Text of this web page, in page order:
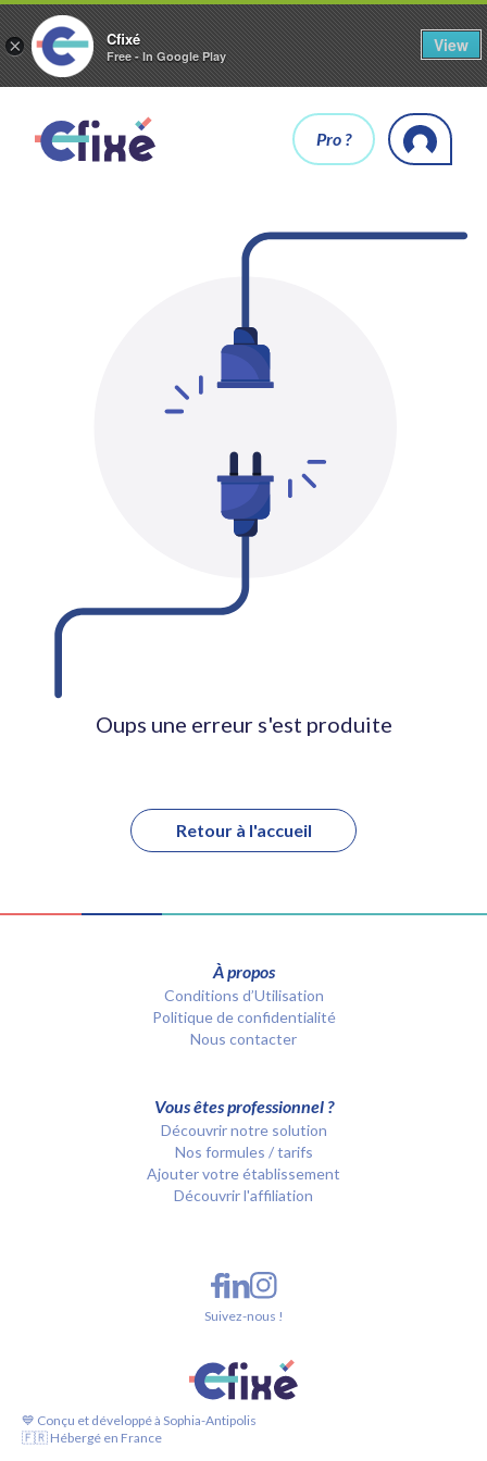
× Cfixé
Free - In Google Play
View
Pro ?
Oups une erreur s'est produite
Retour à l'accueil
À propos
Conditions d’Utilisation
Politique de confidentialité
Nous contacter
Vous êtes professionnel ?
Découvrir notre solution
Nos formules / tarifs
Ajouter votre établissement
Découvrir l'affiliation
💙 Conçu et développé à Sophia-Antipolis
🇫🇷 Hébergé en France
Suivez-nous !